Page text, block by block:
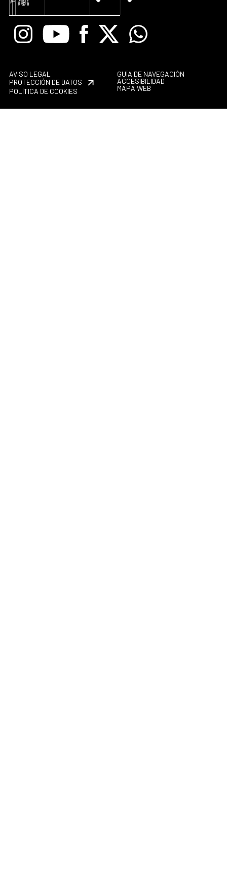
InstagramYoutube Facebook
X Whatsapp
AVISO LEGAL
PROTECCIÓN DE DATOS
POLÍTICA DE COOKIES
GUÍA DE NAVEGACIÓN
ACCESIBILIDAD
MAPA WEB